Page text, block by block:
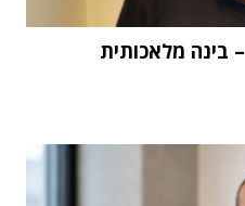
"העתיד הוא Physical AI – בינה מלאכותית